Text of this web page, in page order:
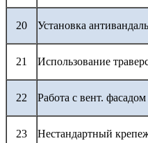
20 Установка
21 Использование
22 Работа с вент.
23 Нестандартный